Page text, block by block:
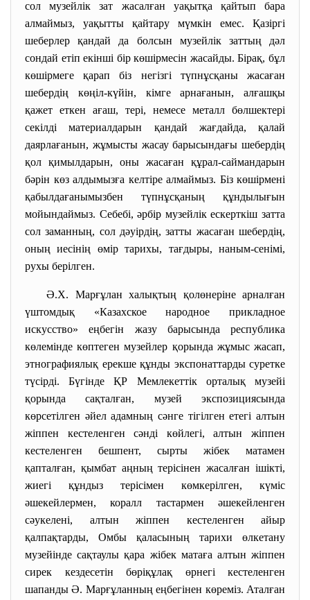
сол музейлік зат жасалған уақытқа қайтып бара
алмаймыз, уақытты қайтару мүмкін емес. Қазіргі
шеберлер қандай да болсын музейлік заттың дәл
сондай етіп екінші бір көшірмесін жасайды. Бірақ, бұл
көшірмеге қарап біз негізгі түпнұсқаны жасаған
шебердің көңіл-күйін, кімге арнағанын, алғашқы
қажет еткен ағаш, тері, немесе металл бөлшектері
секілді материалдарын қандай жағдайда, қалай
даярлағанын, жұмысты жасау барысындағы шебердің
қол қимылдарын, оны жасаған құрал-саймандарын
бәрін көз алдымызға келтіре алмаймыз. Біз көшірмені
қабылдағанымызбен түпнұсқаның құндылығын
мойындаймыз. Себебі, әрбір музейлік ескерткіш затта
сол заманның, сол дәуірдің, затты жасаған шебердің,
оның иесінің өмір тарихы, тағдыры, наным-сенімі,
рухы берілген.
Ә.Х. Марғұлан халықтың қолөнеріне арналған
үштомдық «Казахское народное прикладное
искусство» еңбегін жазу барысында республика
көлемінде көптеген музейлер қорында жұмыс жасап,
этнографиялық ерекше құнды экспонаттарды суретке
түсірді. Бүгінде ҚР Мемлекеттік орталық музейі
қорында сақталған, музей экспозициясында
көрсетілген әйел адамның сәнге тігілген етегі алтын
жіппен кестеленген сәнді көйлегі, алтын жіппен
кестеленген бешпент, сырты жібек матамен
қапталған, қымбат аңның терісінен жасалған ішікті,
жиегі құндыз терісімен көмкерілген, күміс
әшекейлермен, коралл тастармен әшекейленген
сәукелені, алтын жіппен кестеленген айыр
қалпақтарды, Омбы қаласының тарихи өлкетану
музейінде сақтаулы қара жібек матаға алтын жіппен
сирек кездесетін бөріқұлақ өрнегі кестеленген
шапанды Ә. Марғұланның еңбегінен көреміз. Аталған